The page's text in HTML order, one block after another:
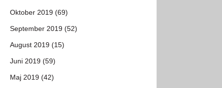
Oktober 2019 (69)
September 2019 (52)
August 2019 (15)
Juni 2019 (59)
Maj 2019 (42)